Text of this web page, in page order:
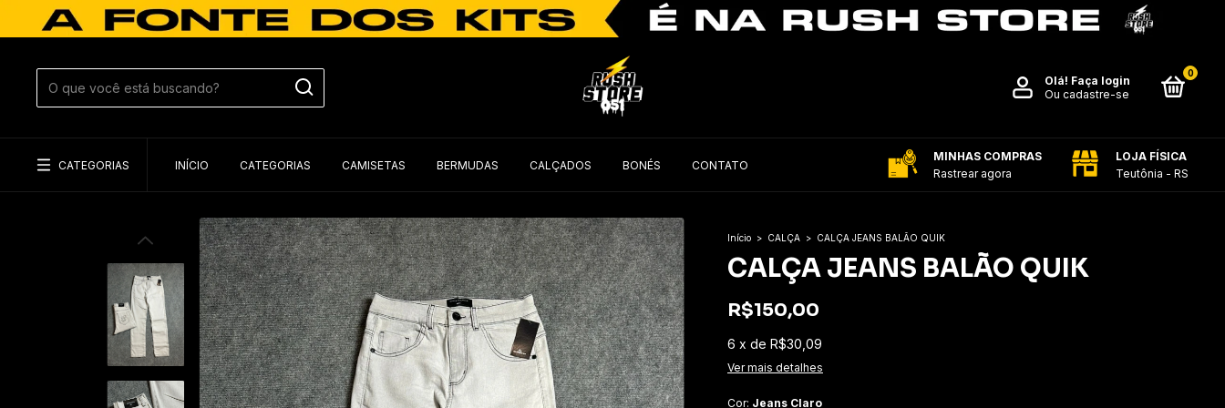
Olá! Faça login
Ou cadastre-se
0
CATEGORIAS INÍCIO CATEGORIAS CAMISETAS BERMUDAS CALÇADOS BONÉS CONTATO
MINHAS COMPRAS
Rastrear agora
LOJA FÍSICA
Teutônia - RS
Início > CALÇA > CALÇA JEANS BALÃO QUIK
CALÇA JEANS BALÃO QUIK
R$150,00
6 x de R$30,09
Ver mais detalhes
Cor: Jeans Claro